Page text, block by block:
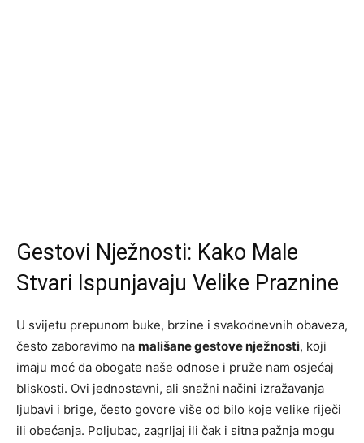
Gestovi Nježnosti: Kako Male
Stvari Ispunjavaju Velike Praznine
U svijetu prepunom buke, brzine i svakodnevnih obaveza,
često zaboravimo na mališane gestove nježnosti, koji
imaju moć da obogate naše odnose i pruže nam osjećaj
bliskosti. Ovi jednostavni, ali snažni načini izražavanja
ljubavi i brige, često govore više od bilo koje velike riječi
ili obećanja. Poljubac, zagrljaj ili čak i sitna pažnja mogu